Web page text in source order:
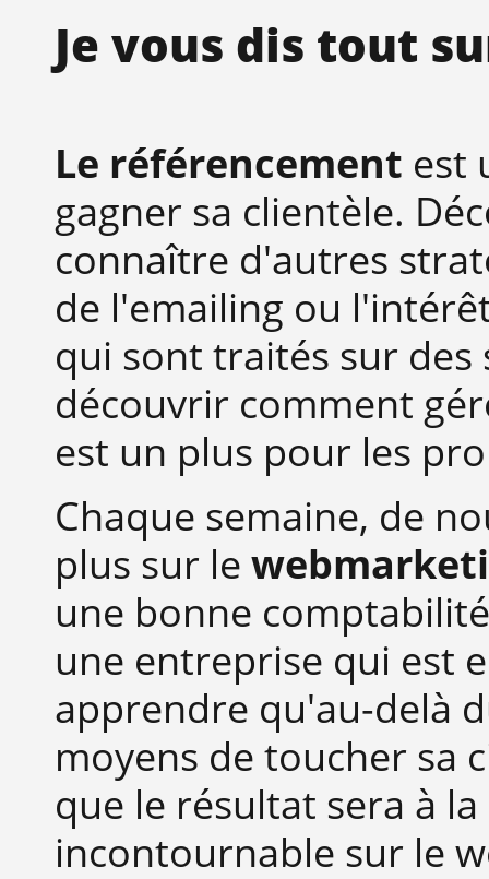
Je vous dis tout
Le référencement est
gagner sa clientèle.
connaître d'autres
de l'emailing ou
qui sont traités sur des
découvrir comment
est un plus pour les
Chaque semaine, de
plus sur le
une bonne
une entreprise qui est
apprendre qu'au-delà
moyens de toucher sa
que le résultat sera à
incontournable sur le